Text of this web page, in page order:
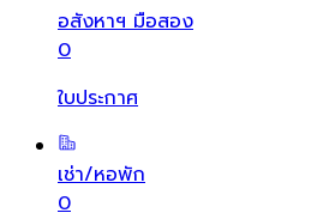
อสังหาฯ มือสอง
0
ใบประกาศ
เช่า/หอพัก
0